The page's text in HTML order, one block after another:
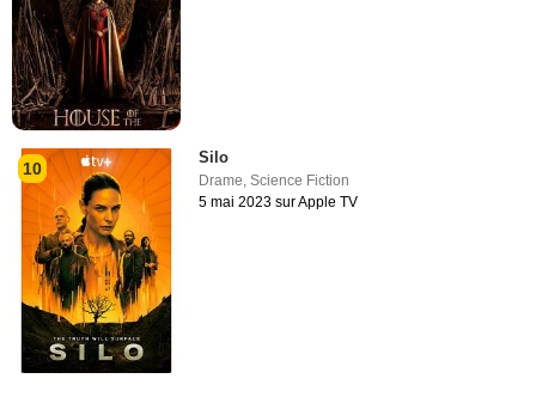
10
Silo
Drame ,Science Fiction
5 mai 2023 sur Apple TV